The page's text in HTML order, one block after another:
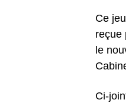
Ce
reçue
le
Ci-